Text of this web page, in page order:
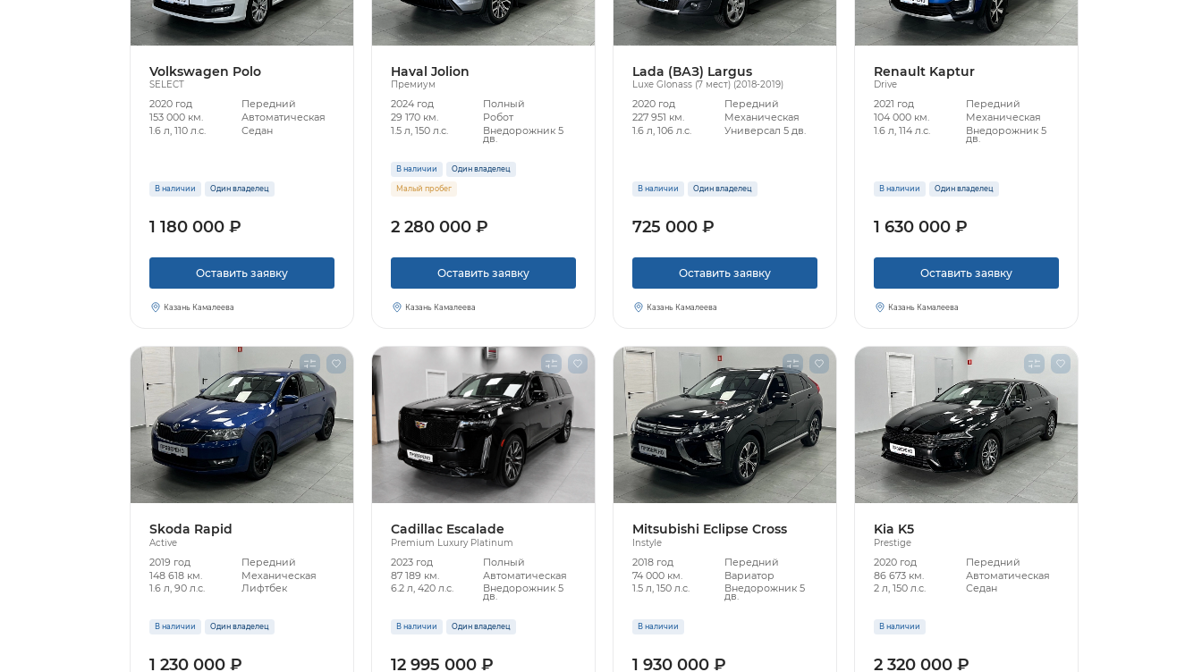
Volkswagen Polo
SELECT
2020 год
Передний
153 000 км.
Автоматическая
1.6 л, 110 л.с.
Седан
В наличии Один владелец
1 180 000 ₽
Оставить заявку
Казань Камалеева
Haval Jolion
Премиум
2024 год
Полный
29 170 км.
Робот
1.5 л, 150 л.с.
Внедорожник 5
дв.
В наличии Один владелец
Малый пробег
2 280 000 ₽
Оставить заявку
Казань Камалеева
Lada (ВАЗ) Largus
Luxe Glonass (7 мест) (2018-2019)
2020 год
Передний
227 951 км.
Механическая
1.6 л, 106 л.с.
Универсал 5 дв.
В наличии Один владелец
725 000 ₽
Оставить заявку
Казань Камалеева
Renault Kaptur
Drive
2021 год
Передний
104 000 км.
Механическая
1.6 л, 114 л.с.
Внедорожник 5
дв.
В наличии Один владелец
1 630 000 ₽
Оставить заявку
Казань Камалеева
Skoda Rapid
Active
2019 год
Передний
148 618 км.
Механическая
1.6 л, 90 л.с.
Лифтбек
В наличии Один владелец
1 230 000 ₽
Cadillac Escalade
Premium Luxury Platinum
2023 год
Полный
87 189 км.
Автоматическая
6.2 л, 420 л.с.
Внедорожник 5
дв.
В наличии Один владелец
12 995 000 ₽
Mitsubishi Eclipse Cross
Instyle
2018 год
Передний
74 000 км.
Вариатор
1.5 л, 150 л.с.
Внедорожник 5
дв.
В наличии
1 930 000 ₽
Kia K5
Prestige
2020 год
Передний
86 673 км.
Автоматическая
2 л, 150 л.с.
Седан
В наличии
2 320 000 ₽